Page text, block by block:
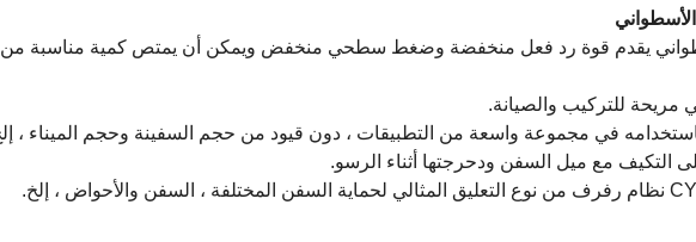
يقدم قوة رد فعل منخفضة وضغط سطحي منخفض ويمكن أن يمتص كمية مناسبة من